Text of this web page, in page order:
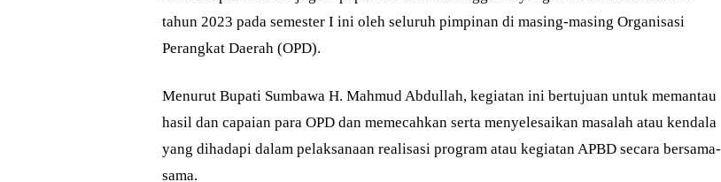
tahun 2023 pada semester I ini oleh seluruh pimpinan di masing-masing Organisasi
Perangkat Daerah (OPD).
Menurut Bupati Sumbawa H. Mahmud Abdullah, kegiatan ini bertujuan untuk memantau
hasil dan capaian para OPD dan memecahkan serta menyelesaikan masalah atau kendala
yang dihadapi dalam pelaksanaan realisasi program atau kegiatan APBD secara bersama-
sama.